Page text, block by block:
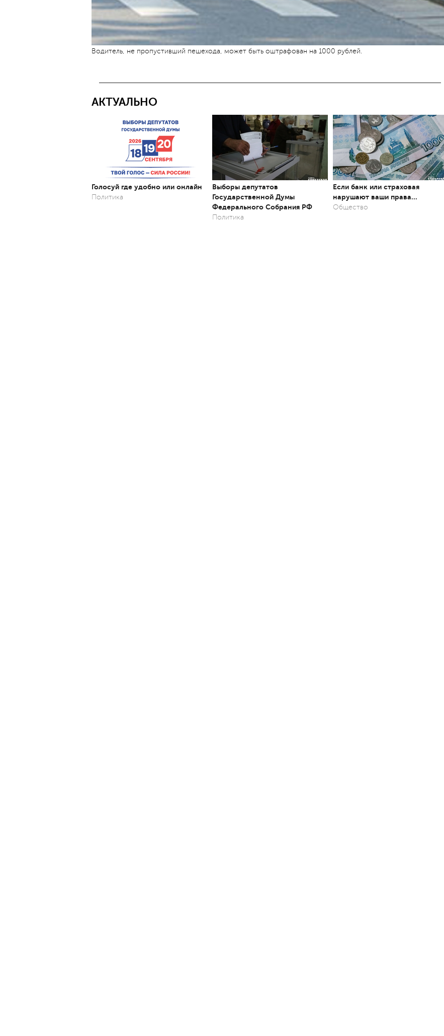
Водитель, не пропустивший пешехода, может быть оштрафован на 1000 рублей.
АКТУАЛЬНО
Голосуй где удобно или онлайн
Политика
Выборы депутатов
Государственной Думы
Федерального Собрания РФ
Политика
Если банк или страховая
нарушают ваши права…
Общество